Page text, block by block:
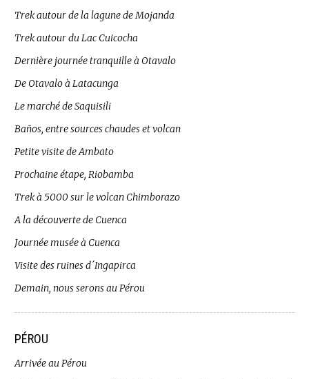
Trek autour de la lagune de Mojanda
Trek autour du Lac Cuicocha
Dernière journée tranquille à Otavalo
De Otavalo à Latacunga
Le marché de Saquisili
Baños, entre sources chaudes et volcan
Petite visite de Ambato
Prochaine étape, Riobamba
Trek à 5000 sur le volcan Chimborazo
A la découverte de Cuenca
Journée musée à Cuenca
Visite des ruines d´Ingapirca
Demain, nous serons au Pérou
PÉROU
Arrivée au Pérou